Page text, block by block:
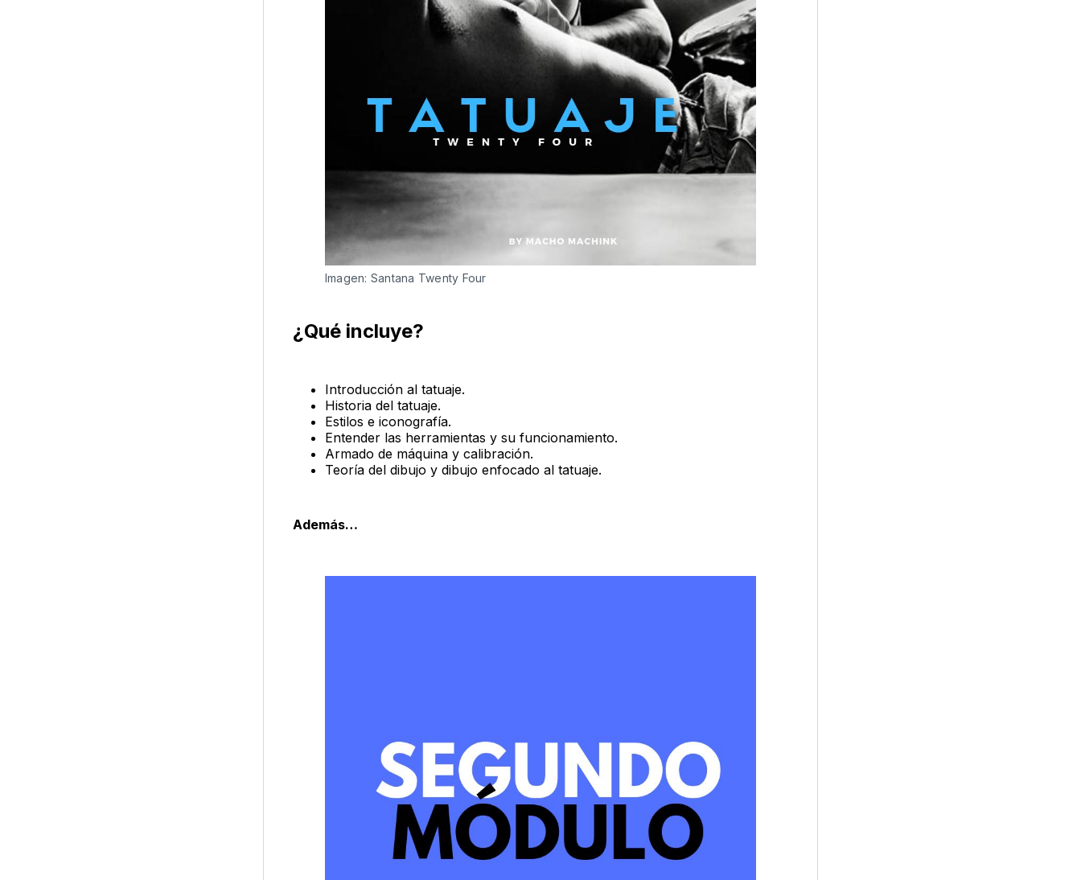
Imagen: Santana Twenty Four
¿Qué incluye?
Introducción al tatuaje.
Historia del tatuaje.
Estilos e iconografía.
Entender las herramientas y su funcionamiento.
Armado de máquina y calibración.
Teoría del dibujo y dibujo enfocado al tatuaje.
Además…